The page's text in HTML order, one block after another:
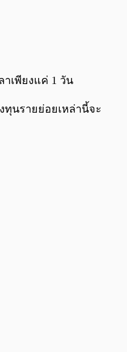
าเพียงแค่ 1 วัน
นรายย่อยเหล่านี้จะ